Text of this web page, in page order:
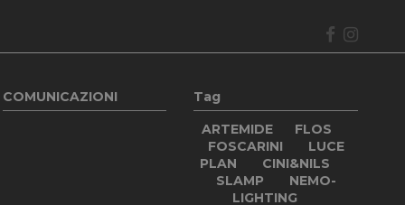
COMUNICAZIONI Tag
ARTEMIDE
FLOS
FOSCARINI
LUCE
PLAN
CINI&NILS
SLAMP
NEMO-
LIGHTING